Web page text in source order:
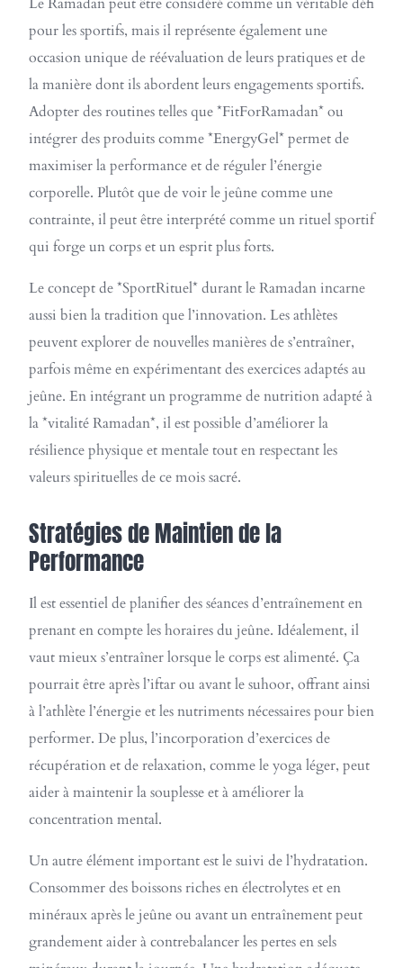
pour les sportifs, mais il représente également une
occasion unique de réévaluation de leurs pratiques et de
la manière dont ils abordent leurs engagements sportifs.
Adopter des routines telles que *FitForRamadan* ou
intégrer des produits comme *EnergyGel* permet de
maximiser la performance et de réguler l’énergie
corporelle. Plutôt que de voir le jeûne comme une
contrainte, il peut être interprété comme un rituel sportif
qui forge un corps et un esprit plus forts.
Le concept de *SportRituel* durant le Ramadan incarne
aussi bien la tradition que l’innovation. Les athlètes
peuvent explorer de nouvelles manières de s’entraîner,
parfois même en expérimentant des exercices adaptés au
jeûne. En intégrant un programme de nutrition adapté à
la *vitalité Ramadan*, il est possible d’améliorer la
résilience physique et mentale tout en respectant les
valeurs spirituelles de ce mois sacré.
Stratégies de Maintien de la
Performance
Il est essentiel de planifier des séances d’entraînement en
prenant en compte les horaires du jeûne. Idéalement, il
vaut mieux s’entraîner lorsque le corps est alimenté. Ça
pourrait être après l’iftar ou avant le suhoor, offrant ainsi
à l’athlète l’énergie et les nutriments nécessaires pour bien
performer. De plus, l’incorporation d’exercices de
récupération et de relaxation, comme le yoga léger, peut
aider à maintenir la souplesse et à améliorer la
concentration mental.
Un autre élément important est le suivi de l’hydratation.
Consommer des boissons riches en électrolytes et en
minéraux après le jeûne ou avant un entraînement peut
grandement aider à contrebalancer les pertes en sels